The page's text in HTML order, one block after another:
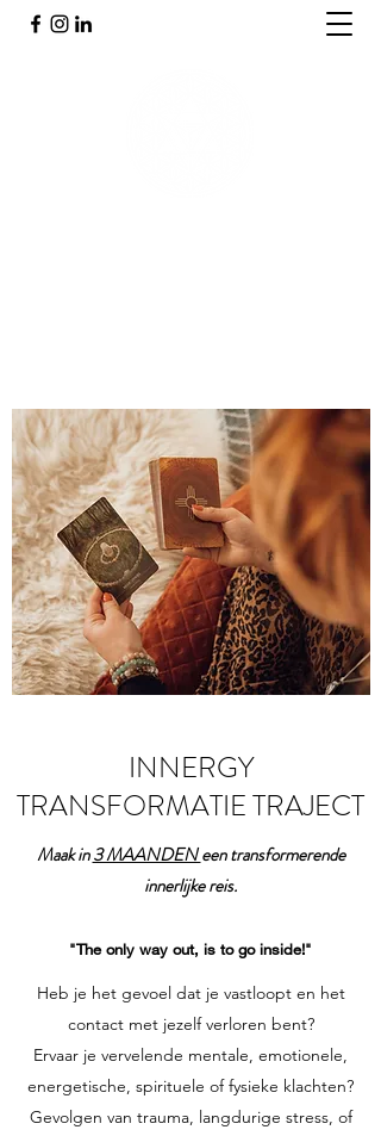
INNERGY
TRANSFORMATIE TRAJECT
Maak in3 MAANDENeen transformerende
innerlijke reis.
"The only way out, is to go inside!"
Heb je het gevoel dat je vastloopt en het
contact met jezelf verloren bent?
Ervaar je vervelende mentale, emotionele,
energetische, spirituele of fysieke klachten?
Gevolgen van trauma, langdurige stress, of